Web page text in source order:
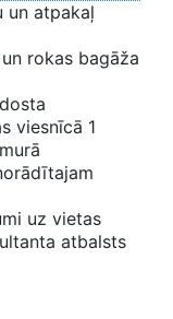
un atpakaļ
rokas bagāža
viesnīcā 1
uz vietas
atbalsts